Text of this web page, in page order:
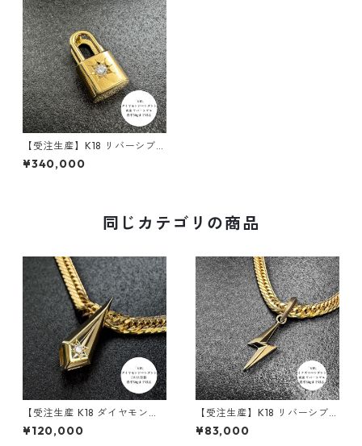
【受注生産】K18 リバーシブル
ペンダント｜ 南京錠モチーフ
｜50g喜平まで対応 2WAY｜c
¥340,000
同じカテゴリの商品
【受注生産 K18 ダイヤモンド
ペンダント ｜ランスエッジ ｜
50g喜平まで対応 2WAY｜cus
¥120,000
【受注生産】K18 リバーシブル
ペンダント | 雷-INAZUMA- |
地金タイプ| 30g喜平まで対応
¥83,000